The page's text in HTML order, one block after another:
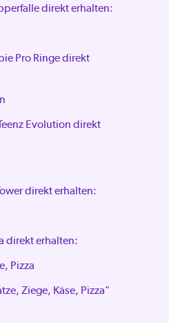
direkt erhalten:
Pro Ringe direkt
Evolution direkt
direkt erhalten:
direkt erhalten:
Pizza
Ziege, Käse, Pizza"